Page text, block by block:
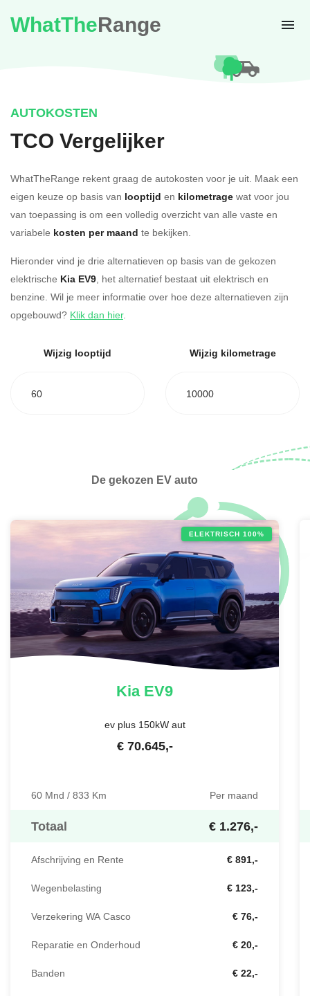
WhatTheRange
AUTOKOSTEN
TCO Vergelijker
WhatTheRange rekent graag de autokosten voor je uit. Maak een
eigen keuze op basis van looptijd en kilometrage wat voor jou
van toepassing is om een volledig overzicht van alle vaste en
variabele kosten per maand te bekijken.
Hieronder vind je drie alternatieven op basis van de gekozen
elektrische Kia EV9, het alternatief bestaat uit elektrisch en
benzine. Wil je meer informatie over hoe deze alternatieven zijn
opgebouwd? Klik dan hier.
Wijzig looptijd
60
Wijzig kilometrage
10000
De gekozen EV auto
ELEKTRISCH 100%
KiaEV9
ev plus 150kW aut
€ 70.645,-
60 Mnd / 833 Km Per maand
Totaal € 1.276,-
Afschrijving en Rente € 891,-
Wegenbelasting € 123,-
Verzekering WA Casco € 76,-
Reparatie en Onderhoud € 20,-
Banden € 22,-